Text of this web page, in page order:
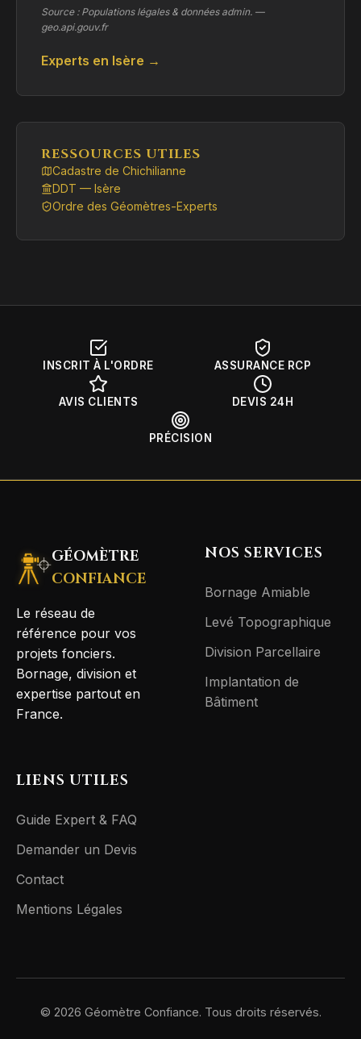
Source : Populations légales & données admin. —
geo.api.gouv.fr
Experts en Isère →
RESSOURCES UTILES
Cadastre de Chichilianne
DDT — Isère
Ordre des Géomètres-Experts
INSCRIT À L'ORDRE ASSURANCE RCP
AVIS CLIENTS DEVIS 24H
PRÉCISION
GÉOMÈTRE
CONFIANCE
Le réseau de
référence pour vos
projets fonciers.
Bornage, division et
expertise partout en
France.
NOS SERVICES
Bornage Amiable
Levé Topographique
Division Parcellaire
Implantation de
Bâtiment
LIENS UTILES
Guide Expert & FAQ
Demander un Devis
Contact
Mentions Légales
© 2026 Géomètre Confiance. Tous droits réservés.